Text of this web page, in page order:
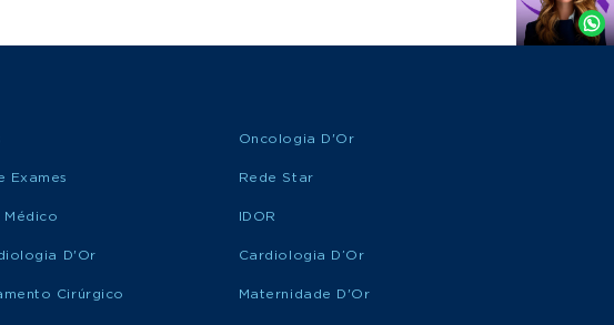
Whatsapp
Exames
Médico
D'Or
Cirúrgico
Oncologia D'Or
Rede Star
IDOR
Cardiologia D’Or
Maternidade D'Or